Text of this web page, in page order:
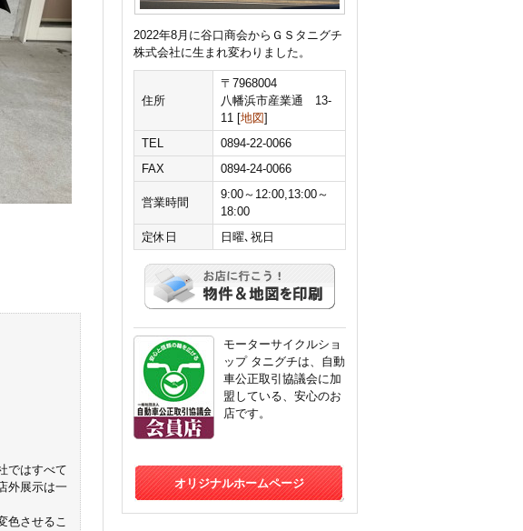
ではすべて
外展示は一
色させるこ
2022年8月に谷口商会からＧＳタニグチ
株式会社に生まれ変わりました。
住所
〒7968004
八幡浜市産業通 13-
11 [地図]
TEL
0894-22-0066
FAX
0894-24-0066
営業時間
9:00～12:00,13:00～
18:00
定休日
日曜､祝日
モーターサイクルショ
ップ タニグチは、自動
車公正取引協議会に加
盟している、安心のお
店です。
オリジナルホームページ